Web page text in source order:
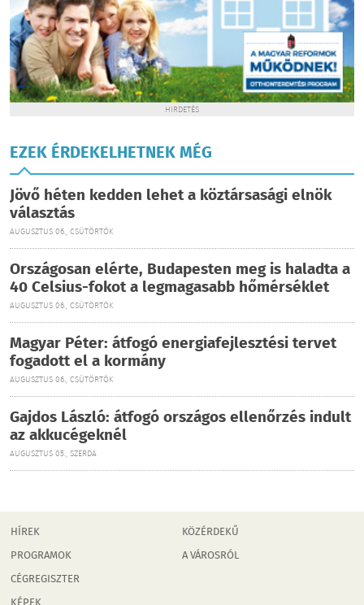
HIRDETÉS
EZEK ÉRDEKELHETNEK MÉG
Jövő héten kedden lehet a köztársasági elnök
választás
AUGUSZTUS 06., CSÜTÖRTÖK
Országosan elérte, Budapesten meg is haladta a
40 Celsius-fokot a legmagasabb hőmérséklet
AUGUSZTUS 06., CSÜTÖRTÖK
Magyar Péter: átfogó energiafejlesztési tervet
fogadott el a kormány
AUGUSZTUS 06., CSÜTÖRTÖK
Gajdos László: átfogó országos ellenőrzés indult
az akkucégeknél
AUGUSZTUS 05., SZERDA
HÍREK
PROGRAMOK
CÉGREGISZTER
KÖZÉRDEKŰ
A VÁROSRÓL